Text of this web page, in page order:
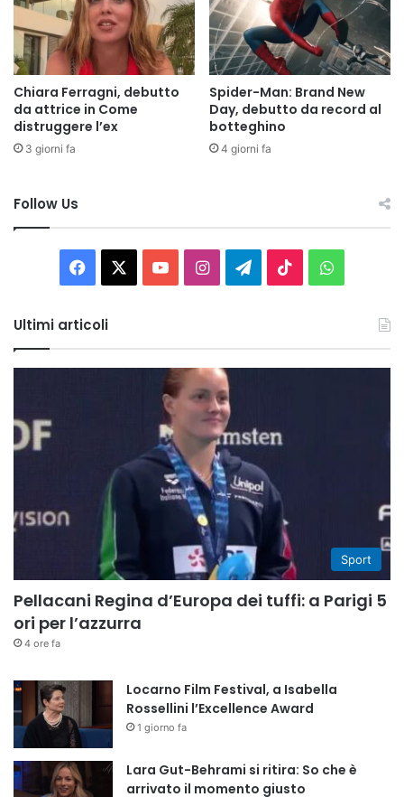
Chiara Ferragni, debutto
da attrice in Come
distruggere l’ex
3 giorni fa
Spider-Man: Brand New
Day, debutto da record al
botteghino
4 giorni fa
Follow Us
Facebook You InstagramTelegram
TikTok
Ultimi articoli
Sport
Pellacani Regina d’Europa dei tuffi: a Parigi 5
ori per l’azzurra
4 ore fa
Locarno Film Festival, a Isabella
Rossellini l’Excellence Award
1 giorno fa
Lara Gut-Behrami si ritira: So che è
arrivato il momento giusto